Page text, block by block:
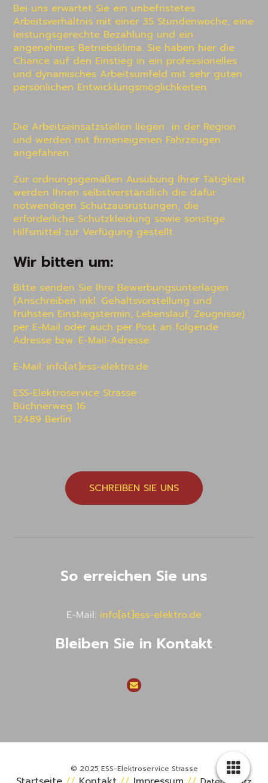
Bei uns erwartet Sie ein unbefristetes
Arbeitsverhältnis mit einer 35 Stundenwoche, eine
leistungsgerechte Bezahlung und ein
angenehmes Betriebsklima. Sie haben hier die
Chance auf den Einstieg in ein professionelles
und dynamisches Arbeitsumfeld mit sehr guten
persönlichen Entwicklungsmöglichkeiten.
Die Arbeitseinsatzstellen liegen  in der Region
und werden mit firmeneigenen Fahrzeugen
angefahren.
Zur ordnungsgemäßen Ausübung Ihrer Tätigkeit
werden Ihnen selbstverständlich die dafür
notwendigen Schutzausrüstungen, die
erforderliche Schutzkleidung sowie sonstige
Hilfsmittel zur Verfügung gestellt.
Wir bitten um:
Bitte senden Sie Ihre Bewerbungsunterlagen
(Anschreiben inkl. Gehaltsvorstellung und
frühsten Einstiegstermin, Lebenslauf, Zeugnisse)
per E-Mail oder auch per Post an folgende
Adresse bzw. E-Mail-Adresse:
E-Mail: info[at]ess-elektro.de
ESS-Elektroservice Strasse
Büchnerweg 16
12489 Berlin
SCHREIBEN SIE UNS
So erreichen Sie uns
E-Mail: info[at]ess-elektro.de
Bleiben Sie in Kontakt
© 2025 ESS-Elektroservice Strasse